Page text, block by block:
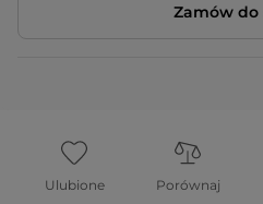
Zamów do
Ulubione Porównaj